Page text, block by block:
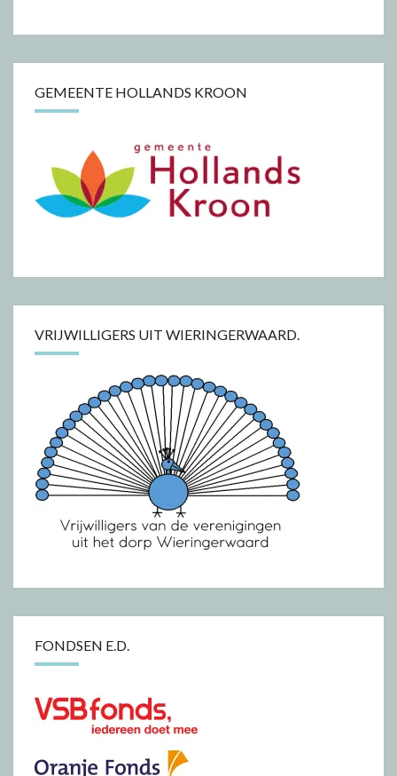
GEMEENTE HOLLANDS KROON
VRIJWILLIGERS UIT WIERINGERWAARD.
FONDSEN E.D.